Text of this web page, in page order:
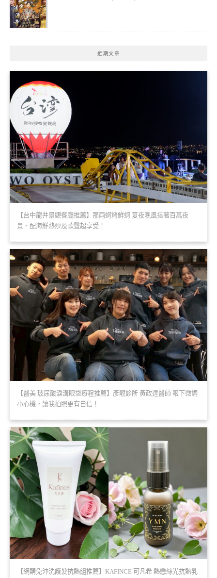
近期文章
【台中龍井景觀餐廳推薦】那兩蚵烤鮮蚵 夏夜晚風搭著百萬夜
景、配海鮮熱炒及歌聲超享受！
【醫美 玻尿酸淚溝眼袋療程推薦】彥靚診所 黃政達醫師 眼下微調
小心機，讓我拍照更有自信！
【網購免沖洗護髮抗熱組推薦】KAFINCE 可凡希 熱戀絲光抗熱乳